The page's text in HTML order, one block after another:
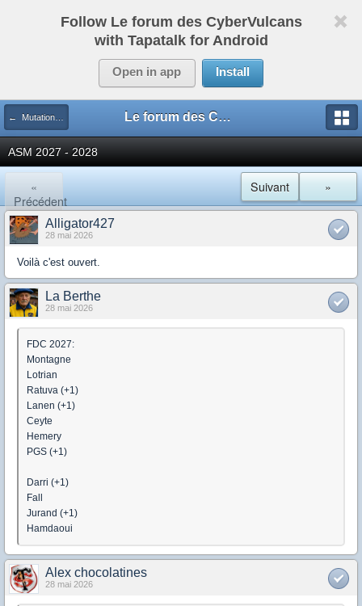
Follow Le forum des CyberVulcans
with Tapatalk for Android
Open in app Install
← Mutations ASM Le forum des CyberVulcans
ASM 2027 - 2028
«
Précédent
»
Suivant
Alligator427
28 mai 2026
Voilà c'est ouvert.
La Berthe
28 mai 2026
FDC 2027:
Montagne
Lotrian
Ratuva (+1)
Lanen (+1)
Ceyte
Hemery
PGS (+1)
Darri (+1)
Fall
Jurand (+1)
Hamdaoui
Alex chocolatines
28 mai 2026